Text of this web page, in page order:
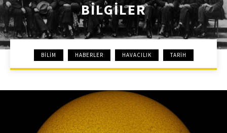
BILGILER
BILIM HABERLER HAVACILIK TARIH